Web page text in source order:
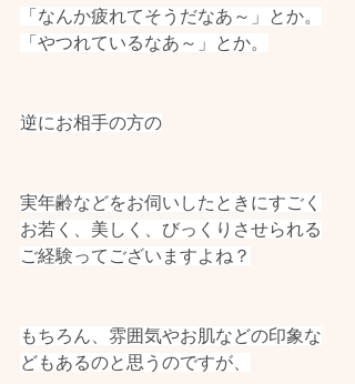
「なんか疲れてそうだなあ～」とか。
「やつれているなあ～」とか。
逆にお相手の方の
実年齢などをお伺いしたときにすごく
お若く、美しく、びっくりさせられる
ご経験ってございますよね？
もちろん、雰囲気やお肌などの印象な
どもあるのと思うのですが、